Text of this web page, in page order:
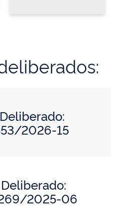
2026-15
2025-06